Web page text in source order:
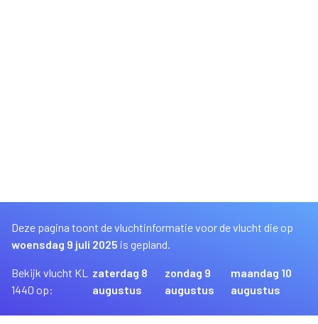
Deze pagina toont de vluchtinformatie voor de vlucht die op
woensdag 9 juli 2025 is gepland.
Bekijk vlucht KL
1440 op:
zaterdag 8
augustus
zondag 9
augustus
maandag 10
augustus